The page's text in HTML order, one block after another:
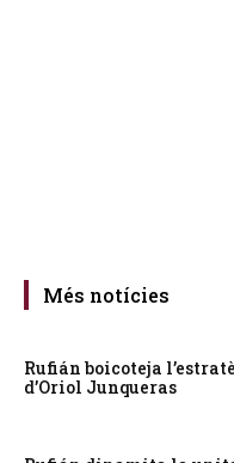
Més notícies
Rufián boicoteja
d’Oriol Junqueras